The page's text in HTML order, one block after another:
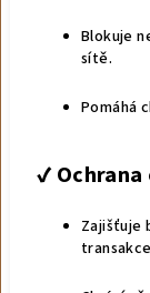
Blokuje
sítě.
Pomáhá
✔️
Zajišťuje